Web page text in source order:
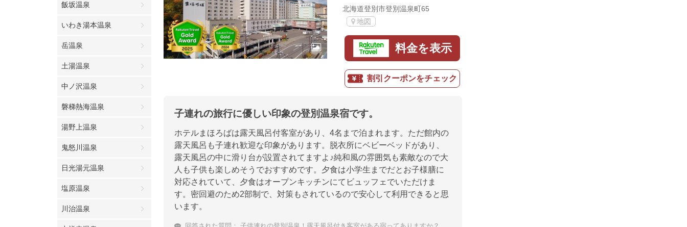
飯坂温泉
いわき湯本温泉
岳温泉
土湯温泉
中ノ沢温泉
磐梯熱海温泉
湯野上温泉
鬼怒川温泉
日光湯元温泉
塩原温泉
川治温泉
北海道登別市登別温泉町65
地図
料金を表示
割引クーポンをチェック
子連れの旅行に優しい印象の登別温泉宿です。
ホテルまほろばは露天風呂付客室があり、4名まで泊まれます。ただ館内の
露天風呂も子連れ歓迎な印象があります。脱衣所にベビーベッドがあり、
露天風呂の中に滑り台が設置されてますよ♪純和風の雰囲気も素敵なので大
人も子供も楽しめそうでおすすめです。夕食は小学生までだとお子様膳に
対応されていて、夕食はオープンキッチンにてビュッフェでいただけま
す。密回避のため2部制で、対策もされているので安心して利用できると思
います。